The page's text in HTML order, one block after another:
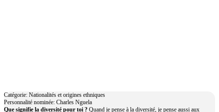
Catégorie: Nationalités et origines ethniques
Personnalité nominée: Charles Nguela
Que signifie la diversité pour toi ? ‍Quand je pense à la diversité, je pense aussi aux